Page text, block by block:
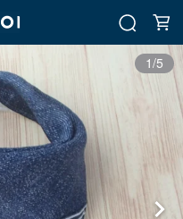
1/5